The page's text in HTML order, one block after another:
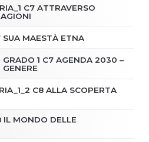
C7 ATTRAVERSO
SUA MAESTÀ ETNA
GRADO 1 C7 AGENDA 2030 –
C8 ALLA SCOPERTA
IL MONDO DELLE